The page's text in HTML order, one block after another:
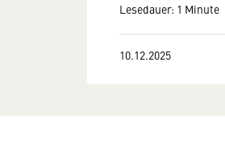
Lesedauer: 1 Minute
10.12.2025